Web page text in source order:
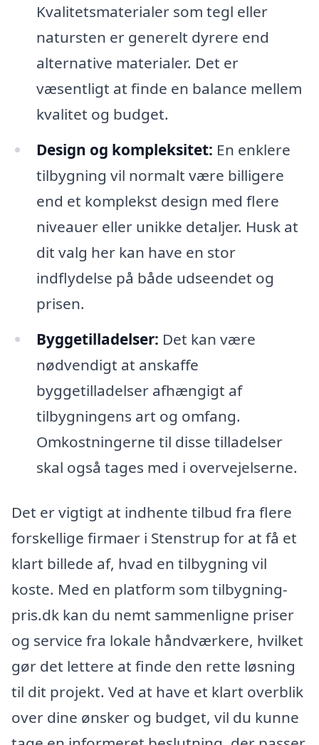
Kvalitetsmaterialer som tegl eller
natursten er generelt dyrere end
alternative materialer. Det er
væsentligt at finde en balance mellem
kvalitet og budget.
Design og kompleksitet: En enklere
tilbygning vil normalt være billigere
end et komplekst design med flere
niveauer eller unikke detaljer. Husk at
dit valg her kan have en stor
indflydelse på både udseendet og
prisen.
Byggetilladelser: Det kan være
nødvendigt at anskaffe
byggetilladelser afhængigt af
tilbygningens art og omfang.
Omkostningerne til disse tilladelser
skal også tages med i overvejelserne.
Det er vigtigt at indhente tilbud fra flere
forskellige firmaer i Stenstrup for at få et
klart billede af, hvad en tilbygning vil
koste. Med en platform som tilbygning-
pris.dk kan du nemt sammenligne priser
og service fra lokale håndværkere, hvilket
gør det lettere at finde den rette løsning
til dit projekt. Ved at have et klart overblik
over dine ønsker og budget, vil du kunne